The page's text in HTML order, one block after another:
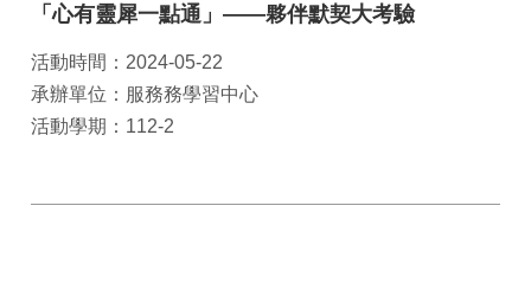
「心有靈犀一點通」——夥伴默契大考驗
活動時間：2024-05-22
承辦單位：服務務學習中心
活動學期：112-2